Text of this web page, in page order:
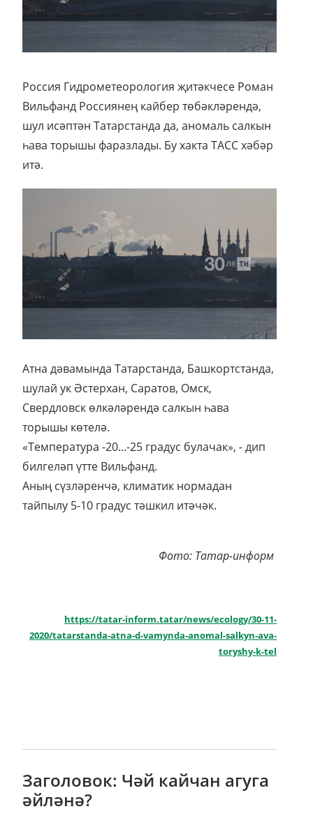
Россия Гидрометеорология җитәкчесе Роман
Вильфанд Россиянең кайбер төбәкләрендә,
шул исәптән Татарстанда да, аномаль салкын
һава торышы фаразлады. Бу хакта ТАСС хәбәр
итә.
Атна дәвамында Татарстанда, Башкортстанда,
шулай ук Әстерхан, Саратов, Омск,
Свердловск өлкәләрендә салкын һава
торышы көтелә.
«Температура -20...-25 градус булачак», - дип
билгеләп үтте Вильфанд.
Аның сүзләренчә, климатик нормадан
тайпылу 5-10 градус тәшкил итәчәк.
Фото: Татар-информ
https://tatar-inform.tatar/news/ecology/30-11-
2020/tatarstanda-atna-d-vamynda-anomal-salkyn-ava-
toryshy-k-tel
Заголовок: Чәй кайчан агуга
әйләнә?